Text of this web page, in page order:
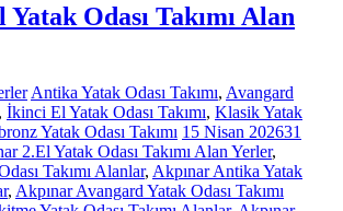
Odası Takımı Alan
Antika Yatak Odası Takımı, Avangard
, İkinci El Yatak Odası Takımı, Klasik Yatak
Yatak Odası Takımı 15 Nisan 202631
2.El Yatak Odası Takımı Alan Yerler,
Takımı Alanlar, Akpınar Antika Yatak
, Akpınar Avangard Yatak Odası Takımı